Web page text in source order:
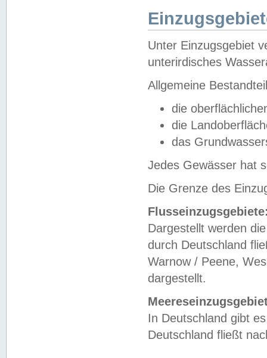
Unter Einzugsgebiet
unterirdisches
Allgemeine
die
die
das
Jedes Gewässer hat
Die Grenze des
Dargestellt werden
durch Deutschland
Warnow / Peene,
dargestellt.
In Deutschland gibt
Deutschland fließt